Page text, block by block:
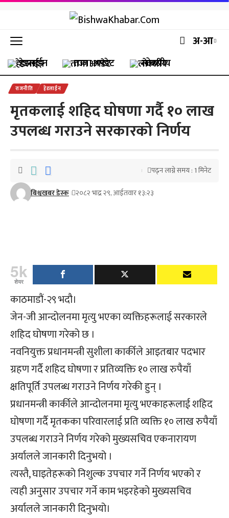
अ-आ
हेडलाईन ताजा अपडेट लोकप्रीय
राजनीति हेडलाईन
मृतकलाई शहिद घोषणा गर्दै १० लाख
उपलब्ध गराउने सरकारको निर्णय
बिश्वखबर डेस्क २०८२ भाद्र २९, आईतवार १३:२३
पढ्न लाग्ने समय : 1 मिनेट
5k
शेयर
काठमाडौं-२९ भदौ।
जेन-जी आन्दोलनमा मृत्यु भएका व्यक्तिहरूलाई सरकारले
शहिद घोषणा गरेको छ ।
नवनियुक्त प्रधानमन्त्री सुशीला कार्कीले आइतबार पदभार
ग्रहण गर्दै शहिद घोषणा र प्रतिव्यक्ति १० लाख रुपैयाँ
क्षतिपूर्ति उपलब्ध गराउने निर्णय गरेकी हुन् ।
प्रधानमन्त्री कार्कीले आन्दोलनमा मृत्यु भएकाहरूलाई शहिद
घोषणा गर्दै मृतकका परिवारलाई प्रति व्यक्ति १० लाख रुपैयाँ
उपलब्ध गराउने निर्णय गरेको मुख्यसचिव एकनारायण
अर्यालले जानकारी दिनुभयो ।
त्यस्तै, घाइतेहरूको निशुल्क उपचार गर्ने निर्णय भएको र
त्यही अनुसार उपचार गर्ने काम भइरहेको मुख्यसचिव
अर्यालले जानकारी दिनुभयो।